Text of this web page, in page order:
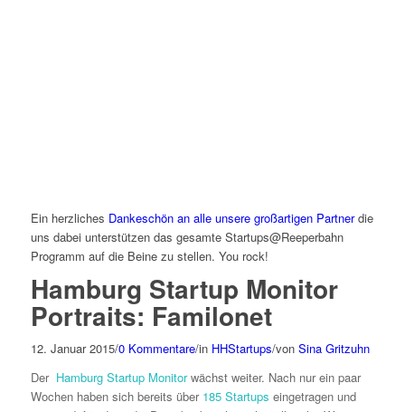
Ein herzliches Dankeschön an alle unsere großartigen Partnerdie
uns dabei unterstützen das gesamte Startups@Reeperbahn
Programm auf die Beine zu stellen. You rock!
Hamburg Startup Monitor
Portraits: Familonet
12. Januar 2015/0 Kommentare/in HHStartups/von Sina Gritzuhn
Der Hamburg Startup Monitorwächst weiter. Nach nur ein paar
Wochen haben sich bereits über 185 Startups eingetragen und